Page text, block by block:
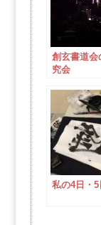
創玄書道会
究会
私の4日・5